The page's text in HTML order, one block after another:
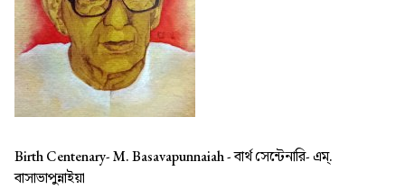
Birth Centenary- M. Basavapunnaiah -বার্থ সেন্টেনারি- এম্.
বাসাভাপুন্নাইয়া